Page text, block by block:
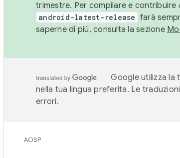
trimestre. Per compilare e contribuire
android-latest-release farà
saperne di più, consulta la sezione
Google utilizza la
nella tua lingua preferita. Le
errori.
AOSP